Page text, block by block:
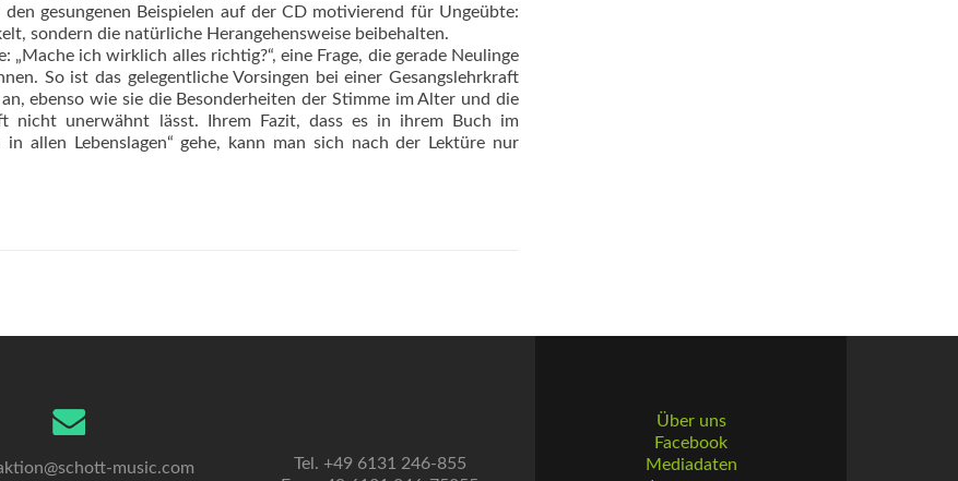
gesungenen Beispielen auf der CD motivierend für Ungeübte:
sondern die natürliche Herangehensweise beibehalten.
ich wirklich alles richtig?“, eine Frage, die gerade Neulinge
So ist das gelegentliche Vorsingen bei einer Gesangslehrkraft
ebenso wie sie die Besonderheiten der Stimme im Alter und die
nicht unerwähnt lässt. Ihrem Fazit, dass es in ihrem Buch im
allen Lebenslagen“ gehe, kann man sich nach der Lektüre nur
music.com
Tel. +49 6131 246-855
Über uns
Facebook
Mediadaten